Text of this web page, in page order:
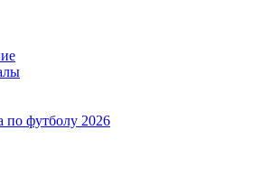
по футболу 2026